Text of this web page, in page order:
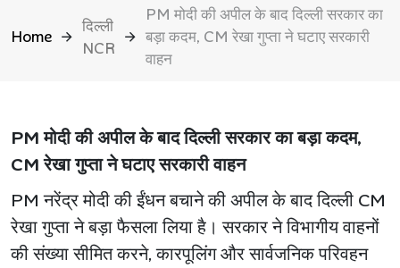
Home
दिल्ली
NCR
PM मोदी की अपील के बाद दिल्ली सरकार का
बड़ा कदम, CM रेखा गुप्ता ने घटाए सरकारी
वाहन
PM मोदी की अपील के बाद दिल्ली सरकार का बड़ा कदम,
CM रेखा गुप्ता ने घटाए सरकारी वाहन
PM नरेंद्र मोदी की ईंधन बचाने की अपील के बाद दिल्ली CM
रेखा गुप्ता ने बड़ा फैसला लिया है। सरकार ने विभागीय वाहनों
की संख्या सीमित करने, कारपूलिंग और सार्वजनिक परिवहन